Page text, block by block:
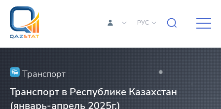
РУС
Транспорт
Транспорт в Республике Казахстан
(январь-апрель 2025г.)